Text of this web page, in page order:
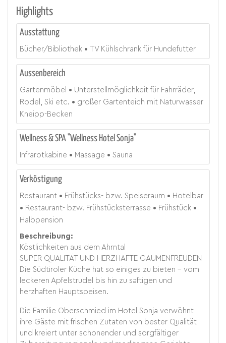
Highlights
Ausstattung
Bücher/Bibliothek TV Kühlschrank für Hundefutter
Aussenbereich
Gartenmöbel
Unterstellmöglichkeit für Fahrräder,
Rodel, Ski etc.
großer Gartenteich mit Naturwasser
Kneipp-Becken
Wellness & SPA "Wellness Hotel Sonja"
Infrarotkabine Massage Sauna
Verköstigung
Restaurant Frühstücks- bzw. Speiseraum
Hotelbar
Restaurant- bzw. Frühstücksterrasse
Frühstück
Halbpension
Beschreibung:
Köstlichkeiten aus dem Ahrntal
SUPER QUALITÄT UND HERZHAFTE GAUMENFREUDEN
Die Südtiroler Küche hat so einiges zu bieten - vom
leckeren Apfelstrudel bis hin zu saftigen und
herzhaften Hauptspeisen.
Die Familie Oberschmied im Hotel Sonja verwöhnt
ihre Gäste mit frischen Zutaten von bester Qualität
und kreiert unter schonender und sorgfältiger